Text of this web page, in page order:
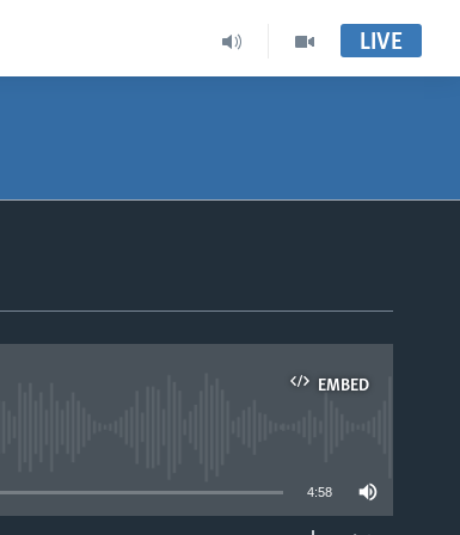
LIVE
EMBED
4:58